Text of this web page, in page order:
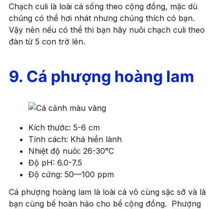
Chạch culi là loài cá sống theo cộng đồng, mặc dù
chúng có thể hơi nhát nhưng chúng thích có bạn.
Vậy nên nếu có thể thì bạn hãy nuôi chạch culi theo
đàn từ 5 con trở lên.
9. Cá phượng hoàng lam
Kích thước: 5-6 cm
Tính cách: Khá hiền lành
Nhiệt độ nuôi: 26-30°C
Độ pH: 6.0-7.5
Độ cứng: 50—100 ppm
Cá phượng hoàng lam là loài cá vô cùng sặc sỡ và là
bạn cùng bể hoàn hảo cho bể cộng đồng. Phượng